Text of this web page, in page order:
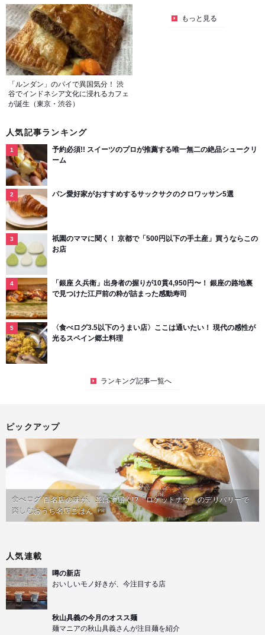
「ルンダン」のパイで異国気分！ 渋
谷でインドネシア文化に浸れるカフェ
が誕生（東京・渋谷）
もっと見る
人気記事ランキング
予約必須!! スイーツのプロが推薦する唯一無二の絶品シュークリ
ーム
パン愛好家がおすすめするサックサクのクロワッサン5選
祇園のママに聞く！ 京都で「500円以下の手土産」買うならこの
お店
「銀座 久兵衛」出身者の握りが10貫4,950円〜！ 銀座の路地裏
で見つけた江戸前の粋が詰まった感動寿司
〈食べログ3.5以下のうまい店〉ここは通いたい！ 現代の感性が
光るスペイン郷土料理
ランキング記事一覧へ
ピックアップ
食べログ 百名店の味が、並ばず届く!?「ロケットナウ」のデリバリーで
楽しむおうち名店ごはん PR
人気連載
噂の新店
おいしいモノ好きが、今注目する店
秋山具義の今月のオスス麺
麺マニアの秋山具義さんが注目麺を紹介